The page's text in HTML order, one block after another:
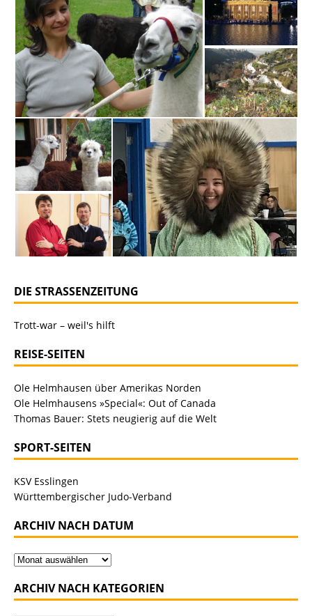
DIE STRASSENZEITUNG
Trott-war – weil's hilft
REISE-SEITEN
Ole Helmhausen über Amerikas Norden
Ole Helmhausens »Special«: Out of Canada
Thomas Bauer: Stets neugierig auf die Welt
SPORT-SEITEN
KSV Esslingen
Württembergischer Judo-Verband
ARCHIV NACH DATUM
ARCHIV NACH KATEGORIEN